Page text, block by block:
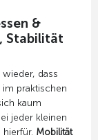
&
Stabilität
dass
im praktischen
kaum
jeder kleinen
hierfür. Mobilität